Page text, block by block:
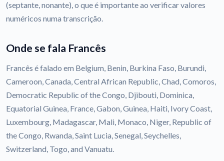
(septante, nonante), o que é importante ao verificar valores
numéricos numa transcrição.
Onde se fala Francês
Francês é falado em Belgium, Benin, Burkina Faso, Burundi,
Cameroon, Canada, Central African Republic, Chad, Comoros,
Democratic Republic of the Congo, Djibouti, Dominica,
Equatorial Guinea, France, Gabon, Guinea, Haiti, Ivory Coast,
Luxembourg, Madagascar, Mali, Monaco, Niger, Republic of
the Congo, Rwanda, Saint Lucia, Senegal, Seychelles,
Switzerland, Togo, and Vanuatu.